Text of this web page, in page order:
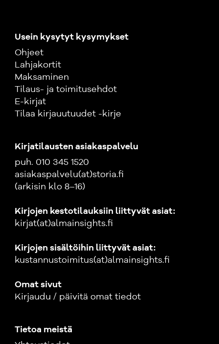
Usein kysytyt kysymykset
Ohjeet
Lahjakortit
Maksaminen
Tilaus- ja toimitusehdot
E-kirjat
Tilaa kirjauutuudet -kirje
Kirjatilausten asiakaspalvelu
puh. 010 345 1520
asiakaspalvelu(at)storia.fi
(arkisin klo 8–16)
Kirjojen kestotilauksiin liittyvät asiat:
kirjat(at)almainsights.fi
Kirjojen sisältöihin liittyvät asiat:
kustannustoimitus(at)almainsights.fi
Omat sivut
Kirjaudu / päivitä omat tiedot
Tietoa meistä